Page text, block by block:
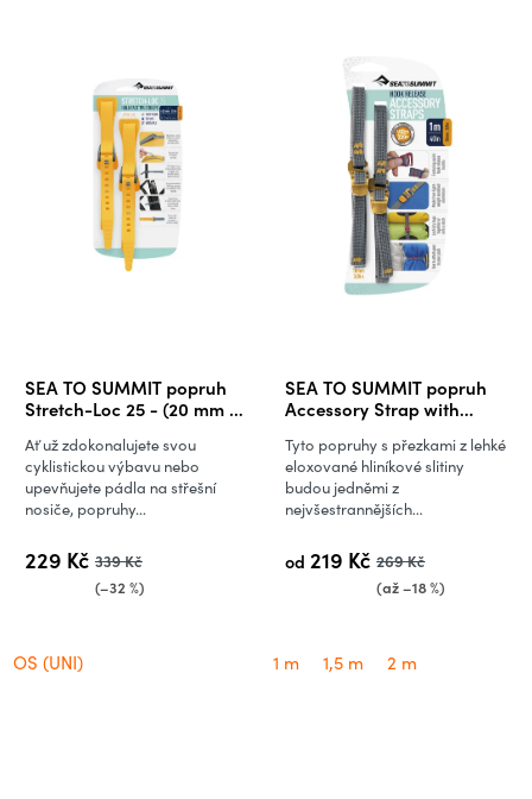
SEA TO SUMMIT popruh
Stretch-Loc 25 - (20 mm x
229 Kč 339 Kč
(–32 %)
Ať už zdokonalujete svou
cyklistickou výbavu nebo
upevňujete pádla na střešní
nosiče, popruhy...
OS (UNI)
SEA TO SUMMIT popruh
Accessory Strap with
Webbing
od 219 Kč 269 Kč
(až –18 %)
Tyto popruhy s přezkami z lehké
eloxované hliníkové slitiny
budou jedněmi z
nejvšestrannějších...
1 m 1,5 m 2 m